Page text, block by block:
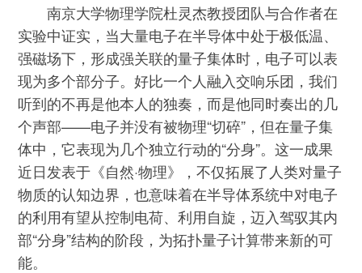
南京大学物理学院杜灵杰教授团队与合作者在
实验中证实，当大量电子在半导体中处于极低温、
强磁场下，形成强关联的量子集体时，电子可以表
现为多个部分子。好比一个人融入交响乐团，我们
听到的不再是他本人的独奏，而是他同时奏出的几
个声部——电子并没有被物理“切碎”，但在量子集
体中，它表现为几个独立行动的“分身”。这一成果
近日发表于《自然·物理》，不仅拓展了人类对量子
物质的认知边界，也意味着在半导体系统中对电子
的利用有望从控制电荷、利用自旋，迈入驾驭其内
部“分身”结构的阶段，为拓扑量子计算带来新的可
能。